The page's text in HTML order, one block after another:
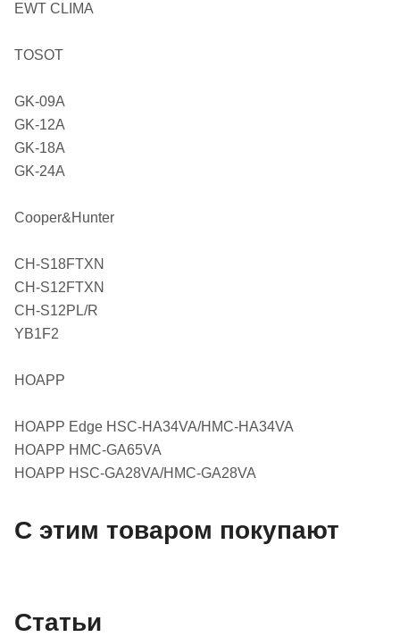
EWT CLIMA
TOSOT
GK-09A
GK-12A
GK-18A
GK-24A
Cooper&Hunter
CH-S18FTXN
CH-S12FTXN
CH-S12PL/R
YB1F2
HOAPP
HOAPP Edge HSC-HA34VA/HMC-HA34VA
HOAPP HMC-GA65VA
HOAPP HSC-GA28VA/HMC-GA28VA
С этим товаром покупают
Статьи